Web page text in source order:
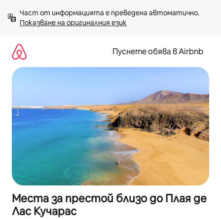
към
съдържанието
Показване на оригиналния език
Пуснете обява в Airbnb
Места за престой близо до Плая де
Лас Кучарас